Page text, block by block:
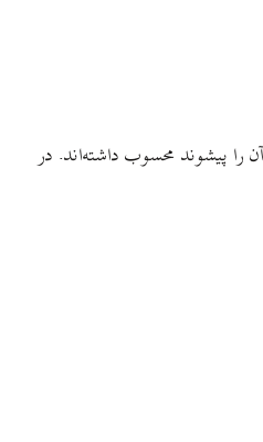
پیشوند محسوب داشته‌اند. در